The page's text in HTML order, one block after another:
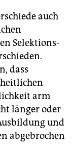
auch
Selektions-
dass
arm
länger oder
und
abgebrochen